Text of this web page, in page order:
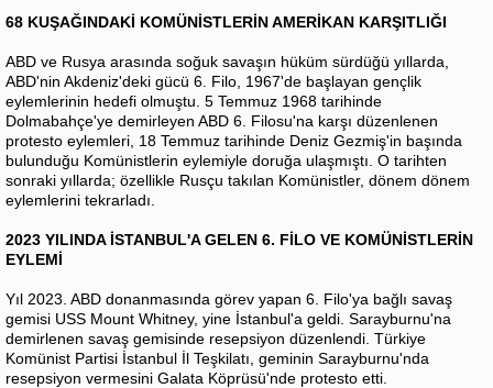
68 KUŞAĞINDAKİ KOMÜNİSTLERİN AMERİKAN KARŞITLIĞI
ABD ve Rusya arasında soğuk savaşın hüküm sürdüğü yıllarda,
ABD'nin Akdeniz'deki gücü 6. Filo, 1967'de başlayan gençlik
eylemlerinin hedefi olmuştu. 5 Temmuz 1968 tarihinde
Dolmabahçe'ye demirleyen ABD 6. Filosu'na karşı düzenlenen
protesto eylemleri, 18 Temmuz tarihinde Deniz Gezmiş'in başında
bulunduğu Komünistlerin eylemiyle doruğa ulaşmıştı. O tarihten
sonraki yıllarda; özellikle Rusçu takılan Komünistler, dönem dönem
eylemlerini tekrarladı.
2023 YILINDA İSTANBUL'A GELEN 6. FİLO VE KOMÜNİSTLERİN
EYLEMİ
Yıl 2023. ABD donanmasında görev yapan 6. Filo'ya bağlı savaş
gemisi USS Mount Whitney, yine İstanbul'a geldi. Sarayburnu'na
demirlenen savaş gemisinde resepsiyon düzenlendi. Türkiye
Komünist Partisi İstanbul İl Teşkilatı, geminin Sarayburnu'nda
resepsiyon vermesini Galata Köprüsü'nde protesto etti.